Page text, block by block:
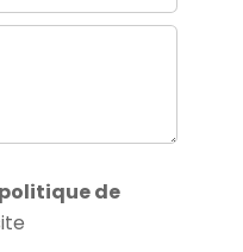
politique de